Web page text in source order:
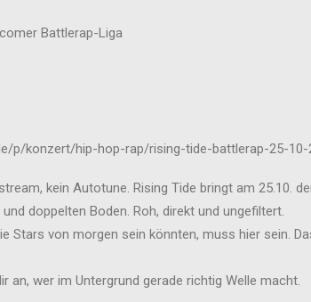
Battlerap-Liga
p/konzert/hip-hop-rap/rising-tide-battlerap-25-10-
kein Autotune. Rising Tide bringt am 25.10.
doppelten Boden. Roh, direkt und ungefiltert.
Stars von morgen sein könnten, muss hier sein.
an, wer im Untergrund gerade richtig Welle macht.